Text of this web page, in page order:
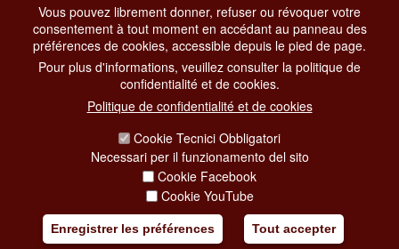
Dipartimento Grandi Eventi, Sport, Turismo e Moda.
Via di San Basilio, 51
00187 Roma
CONTACT CENTER TEL. 06 06 08
CONTATTA LA REDAZIONE
SOCIAL MEDIA POLICY
Vous pouvez librement donner, refuser ou révoquer votre
consentement à tout moment en accédant au panneau des
préférences de cookies, accessible depuis le pied de page.
Pour plus d'informations, veuillez consulter la politique de
confidentialité et de cookies.
Politique de confidentialité et de cookies
Cookie Tecnici Obbligatori
Necessari per il funzionamento del sito
Cookie Facebook
Cookie YouTube
Enregistrer les préférences Tout accepter